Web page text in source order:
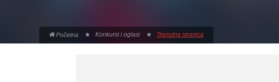
Početna Konkursi i oglasi Trenutna stranica